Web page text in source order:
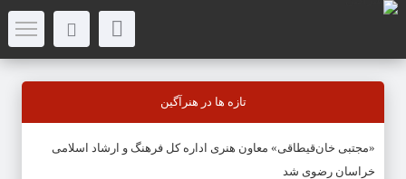
تازه ها در هنرآگین
«مجتبی خان‌قیطاقی» معاون هنری اداره کل فرهنگ و ارشاد اسلامی
خراسان رضوی شد